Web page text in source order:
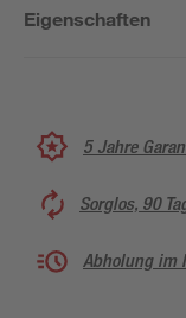
Eigenschaften
5 Jahre
Sorglos, 90
Abholung im